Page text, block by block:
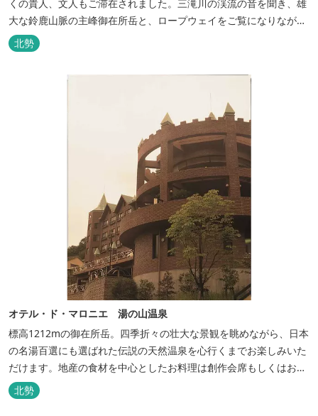
くの貴人、文人もご滞在されました。三滝川の渓流の音を聞き、雄
大な鈴鹿山脈の主峰御在所岳と、ロープウェイをご覧になりながら
お入りいただく露天風呂は気持ちがいいです。 また、庭園にある昭
和初期の離れの客間を改装した貸切風呂（６タイプ）はレトロクラ
シカルな雰囲気でみなさまに好評をいただいております。夕食は部
北勢
オテル・ド・マロニエ 湯の山温泉
標高1212mの御在所岳。四季折々の壮大な景観を眺めながら、日本
の名湯百選にも選ばれた伝説の天然温泉を心行くまでお楽しみいた
だけます。地産の食材を中心としたお料理は創作会席もしくはお箸
でもお楽しみいただける本格フレンチをお選びいただけ、会席・フ
レンチコースとも同じテーブルにてご賞味いただけます。また館内
北勢